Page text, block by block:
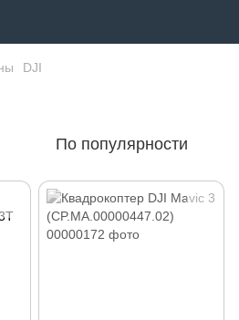
DJI
По популярности